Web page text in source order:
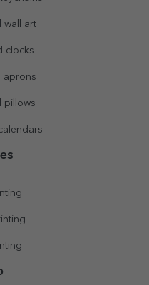
wall art
clocks
aprons
pillows